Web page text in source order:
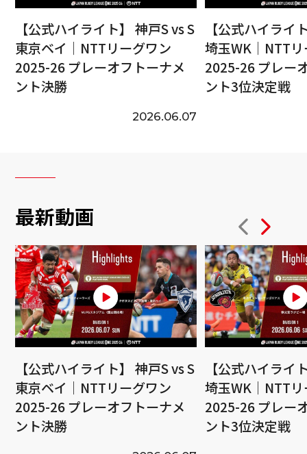
【公式ハイライト】 神戸S vs S
東京ベイ｜NTTリーグワン
2025-26 プレーオフトーナメ
ント決勝
2026.06.07
【公式ハイライ
埼玉WK｜NTT
2025-26 プレー
ント3位決定戦
最新動画
【公式ハイライト】 神戸S vs S
東京ベイ｜NTTリーグワン
2025-26 プレーオフトーナメ
ント決勝
【公式ハイライ
埼玉WK｜NTT
2025-26 プレー
ント3位決定戦